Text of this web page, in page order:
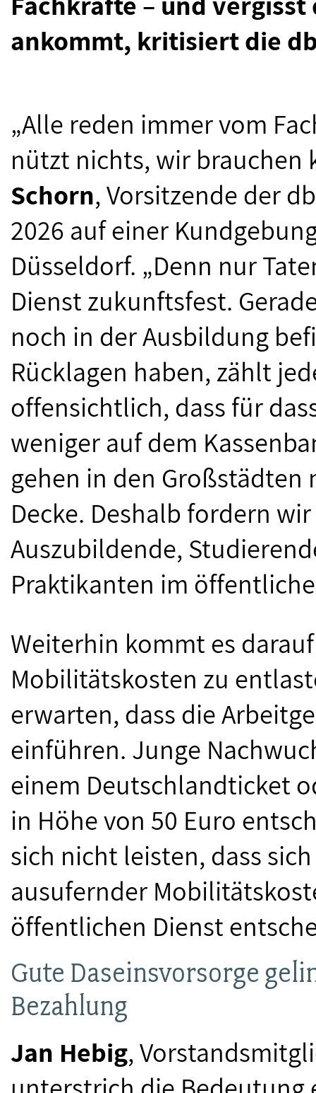
ankommt, kritisiert die
„Alle reden immer vom
nützt nichts, wir brauchen
Schorn, Vorsitzende der
2026 auf einer
Düsseldorf. „Denn nur
Dienst zukunftsfest.
noch in der Ausbildung
Rücklagen haben, zählt
offensichtlich, dass für
weniger auf dem
gehen in den
Decke. Deshalb fordern
Auszubildende,
Praktikanten im
Weiterhin kommt es
Mobilitätskosten zu
erwarten, dass die
einführen. Junge
einem Deutschlandticket
in Höhe von 50 Euro
sich nicht leisten, dass
ausufernder
öffentlichen Dienst
Gute Daseinsvorsorge
Bezahlung
Jan Hebig,